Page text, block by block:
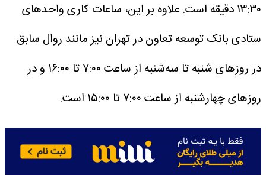
۱۳:۳۰ دقیقه است.
علاوه بر این، ساعات کاری واحدهای
ستادی بانک‌ توسعه تعاون در تهران نیز مانند روال سابق
در روزهای شنبه تا سه‌شنبه از ساعت ۷:۰۰ تا ۱۶:۰۰ و در
روزهای چهارشنبه از ساعت ۷:۰۰ تا ۱۵:۰۰ است.